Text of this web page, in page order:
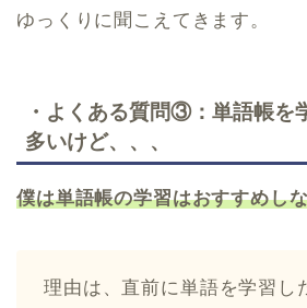
ゆっくりに聞こえてきます。
・よくある質問③：単語帳を
多いけど、、、
僕は単語帳の学習はおすすめし
理由は、直前に単語を学習し